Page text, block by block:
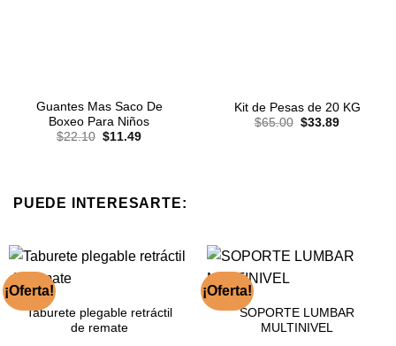
Guantes Mas Saco De
Boxeo Para Niños
$22.10 El
$11.49El
Kit de Pesas de 20 KG
$65.00 El
$33.89El
PUEDE INTERESARTE:
¡Oferta!
Taburete plegable retráctil
de remate
¡Oferta!
SOPORTE LUMBAR
MULTINIVEL